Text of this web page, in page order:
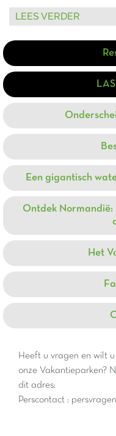
en glijbanen, en niet te
LEES VERDER
Een gigantisch
Ontdek Normandië:
Het
Heeft u vragen en wilt
onze Vakantieparken?
dit adres:
Perscontact :